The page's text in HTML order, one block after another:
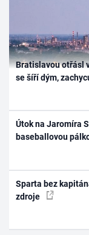
Bratislavou otřásl
se šíří dým,
Útok na Jaromíra
baseballovou
Sparta bez
zdroje